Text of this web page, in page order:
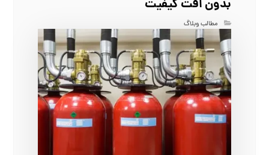
بدون افت کیفیت
مطالب وبلاگ